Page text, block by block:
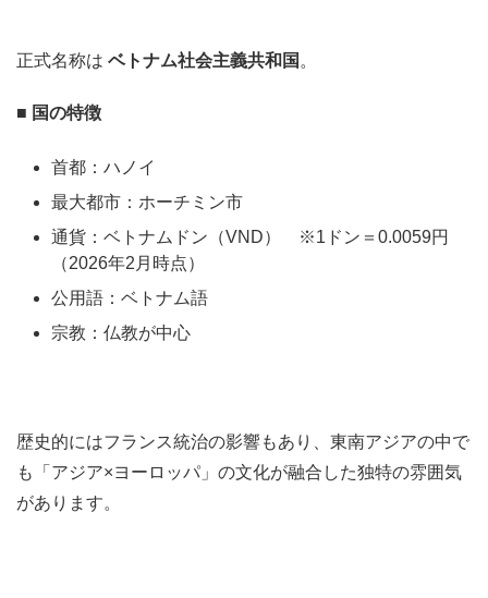
正式名称は ベトナム社会主義共和国 。
■ 国の特徴
首都：ハノイ
最大都市：ホーチミン市
通貨：ベトナムドン（VND） ※1ドン＝0.0059円
（2026年2月時点）
公用語：ベトナム語
宗教：仏教が中心
歴史的にはフランス統治の影響もあり、東南アジアの中で
も「アジア×ヨーロッパ」の文化が融合した独特の雰囲気
があります。